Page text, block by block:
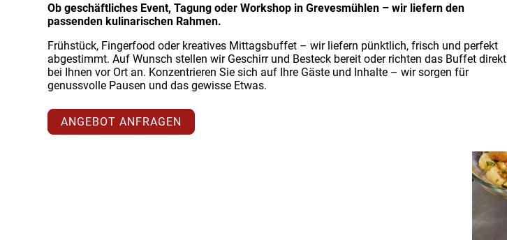
Ob geschäftliches Event, Tagung oder Workshop in Grevesmühlen – wir liefern den
passenden kulinarischen Rahmen.
Frühstück, Fingerfood oder kreatives Mittagsbuffet – wir liefern pünktlich, frisch und perfekt
abgestimmt. Auf Wunsch stellen wir Geschirr und Besteck bereit oder richten das Buffet direkt
bei Ihnen vor Ort an. Konzentrieren Sie sich auf Ihre Gäste und Inhalte – wir sorgen für
genussvolle Pausen und das gewisse Etwas.
ANGEBOT ANFRAGEN